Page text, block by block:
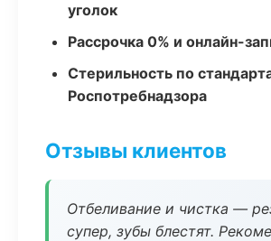
уголок
Рассрочка 0% и онлайн-
Стерильность по
Роспотребнадзора
Отзывы клиентов
Отбеливание и чистка —
супер, зубы блестят.